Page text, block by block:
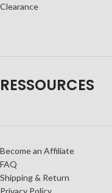
Clearance
RESSOURCES
Become an Affiliate
FAQ
Shipping & Return
Privacy Policy